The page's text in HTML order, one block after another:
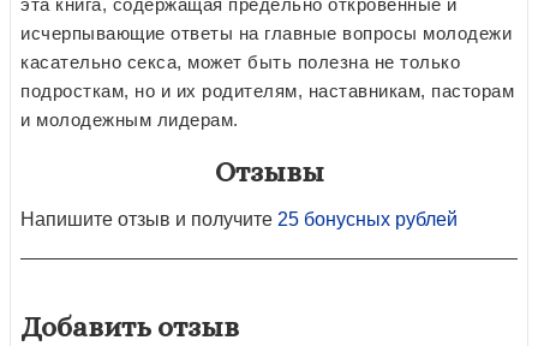
исчерпывающие ответы на главные вопросы молодежи
касательно секса, может быть полезна не только
подросткам, но и их родителям, наставникам, пасторам
и молодежным лидерам.
Отзывы
Напишите отзыв и получите 25 бонусных рублей
Добавить отзыв